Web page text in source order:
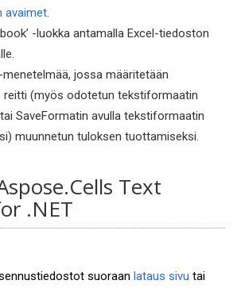
avaimet.
-luokka antamalla Excel-tiedoston
-menetelmää, jossa määritetään
(myös odotetun tekstiformaatin
SaveFormatin avulla tekstiformaatin
muunnetun tuloksen tuottamiseksi.
Text
.NET
suoraan lataus sivu tai